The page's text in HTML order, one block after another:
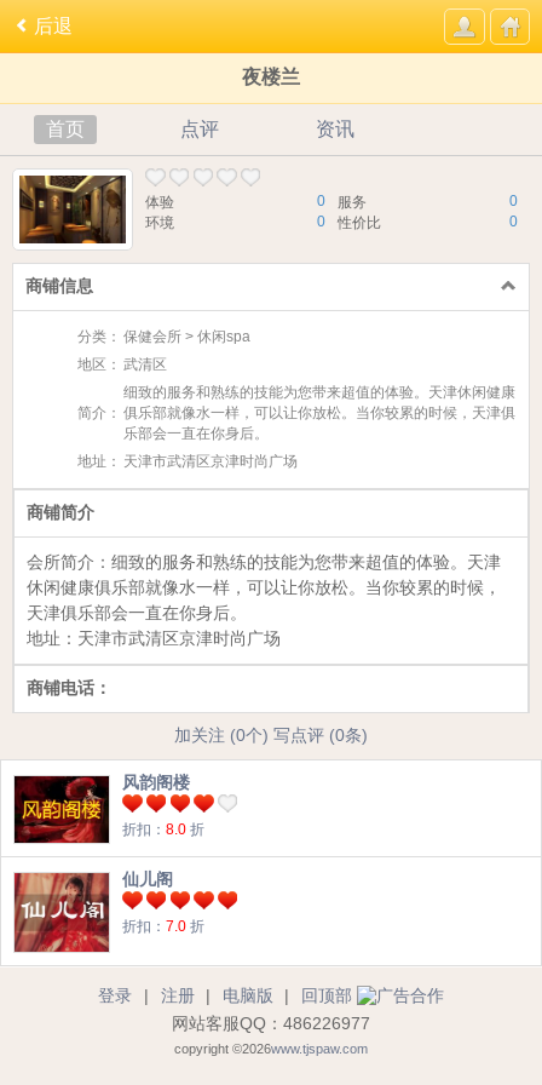
后退
夜楼兰
首页 点评 资讯
0
体验 0
服务
0
环境 0
性价比
商铺信息
分类： 保健会所 > 休闲spa
地区： 武清区
简介：
细致的服务和熟练的技能为您带来超值的体验。天津休闲健康
俱乐部就像水一样，可以让你放松。当你较累的时候，天津俱
乐部会一直在你身后。
地址： 天津市武清区京津时尚广场
商铺简介
会所简介： 细致的服务和熟练的技能为您带来超值的体验。天津
休闲健康俱乐部就像水一样，可以让你放松。当你较累的时候，
天津俱乐部会一直在你身后。
地址： 天津市武清区京津时尚广场
商铺电话：
加关注 (0个) 写点评 (0条)
风韵阁楼
折扣： 8.0 折
仙儿阁
折扣： 7.0 折
登录 | 注册 | 电脑版 |
回顶部
网站客服QQ：486226977
copyright ©2026www.tjspaw.com